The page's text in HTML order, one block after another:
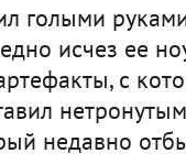
голыми
исчез ее
с
недавно